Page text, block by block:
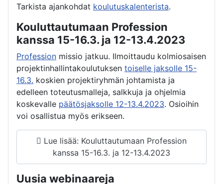
Tarkista ajankohdat koulutuskalenterista.
Kouluttautumaan Profession
kanssa 15-16.3. ja 12-13.4.2023
Profession missio jatkuu. Ilmoittaudu kolmiosaisen
projektinhallintakoulutuksen toiselle jaksolle 15-
16.3. koskien projektiryhmän johtamista ja
edelleen toteutusmalleja, salkkuja ja ohjelmia
koskevalle päätösjaksolle 12-13.4.2023. Osioihin
voi osallistua myös erikseen.
Lue lisää: Kouluttautumaan Profession
kanssa 15-16.3. ja 12-13.4.2023
Uusia webinaareja